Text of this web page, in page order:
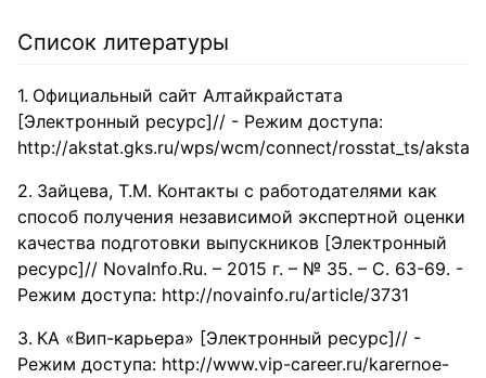
Список литературы
Официальный сайт Алтайкрайстата
[Электронный ресурс]// - Режим доступа:
http://akstat.gks.ru/wps/wcm/connect/rosstat_ts/
Зайцева, Т.М. Контакты с работодателями как
способ получения независимой экспертной оценки
качества подготовки выпускников [Электронный
ресурс]// NovaInfo.Ru. – 2015 г. – № 35. – С. 63-69. -
Режим доступа: http://novainfo.ru/article/3731
КА «Вип-карьера» [Электронный ресурс]// -
Режим доступа: http://www.vip-career.ru/karernoe-